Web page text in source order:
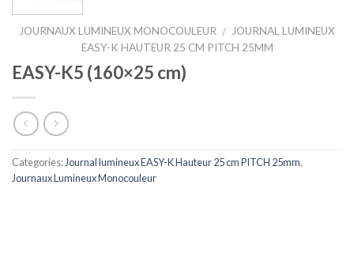
JOURNAUX LUMINEUX MONOCOULEUR /
JOURNAL LUMINEUX
EASY-K HAUTEUR 25 CM PITCH 25MM
EASY-K5 (160×25 cm)
Categories: Journal lumineux EASY-K Hauteur 25 cm PITCH 25mm,
Journaux Lumineux Monocouleur